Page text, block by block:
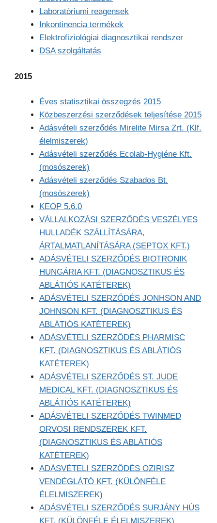
Laboratóriumi reagensek
Inkontinencia termékek
Elektrofiziológiai diagnosztikai rendszer
DSA szolgáltatás
2015
Éves statisztikai összegzés 2015
Közbeszerzési szerződések teljesítése 2015
Adásvételi szerződés Mirelite Mirsa Zrt. (Klf.
élelmiszerek)
Adásvételi szerződés Ecolab-Hygiéne Kft.
(mosószerek)
Adásvételi szerződés Szabados Bt.
(mosószerek)
KEOP 5.6.0
VÁLLALKOZÁSI SZERZŐDÉS VESZÉLYES
HULLADÉK SZÁLLÍTÁSÁRA,
ÁRTALMATLANÍTÁSÁRA (SEPTOX KFT.)
ADÁSVÉTELI SZERZŐDÉS BIOTRONIK
HUNGÁRIA KFT. (DIAGNOSZTIKUS ÉS
ABLÁTIÓS KATÉTEREK)
ADÁSVÉTELI SZERZŐDÉS JONHSON AND
JOHNSON KFT. (DIAGNOSZTIKUS ÉS
ABLÁTIÓS KATÉTEREK)
ADÁSVÉTELI SZERZŐDÉS PHARMISC
KFT. (DIAGNOSZTIKUS ÉS ABLÁTIÓS
KATÉTEREK)
ADÁSVÉTELI SZERZŐDÉS ST. JUDE
MEDICAL KFT. (DIAGNOSZTIKUS ÉS
ABLÁTIÓS KATÉTEREK)
ADÁSVÉTELI SZERZŐDÉS TWINMED
ORVOSI RENDSZEREK KFT.
(DIAGNOSZTIKUS ÉS ABLÁTIÓS
KATÉTEREK)
ADÁSVÉTELI SZERZŐDÉS OZIRISZ
VENDÉGLÁTÓ KFT. (KÜLÖNFÉLE
ÉLELMISZEREK)
ADÁSVÉTELI SZERZŐDÉS SURJÁNY HÚS
KFT. (KÜLÖNFÉLE ÉLELMISZEREK)